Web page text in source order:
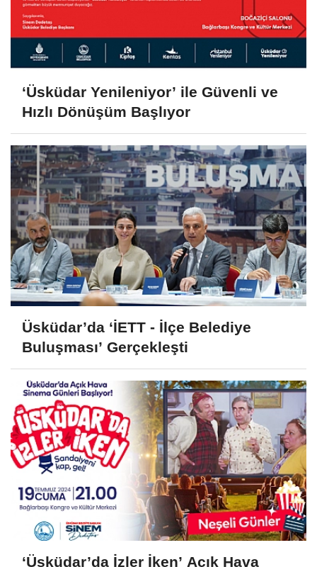
‘Üsküdar Yenileniyor’ ile Güvenli ve
Hızlı Dönüşüm Başlıyor
Üsküdar’da ‘İETT - İlçe Belediye
Buluşması’ Gerçekleşti
‘Üsküdar’da İzler İken’ Açık Hava